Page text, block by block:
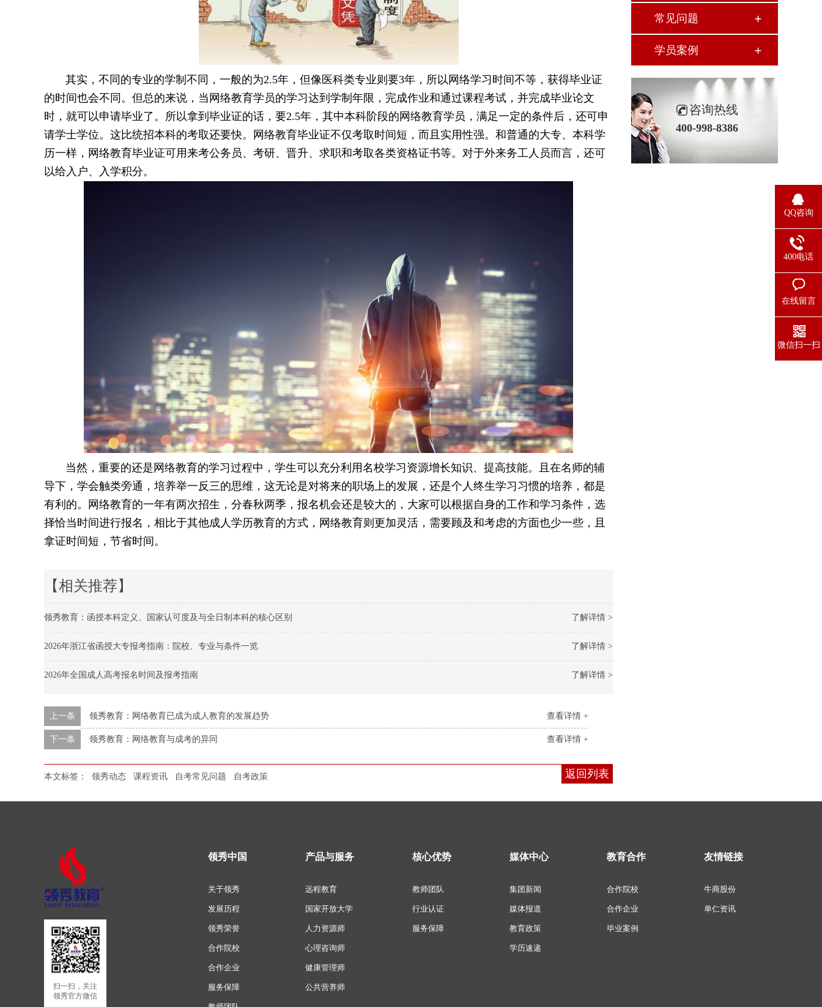
其实，不同的专业的学制不同，一般的为2.5年，但像医科类专业则要3年，所以网络学习时间不等，获得毕业证
的时间也会不同。但总的来说，当网络教育学员的学习达到学制年限，完成作业和通过课程考试，并完成毕业论文
时，就可以申请毕业了。所以拿到毕业证的话，要2.5年，其中本科阶段的网络教育学员，满足一定的条件后，还可申
请学士学位。这比统招本科的考取还要快。网络教育毕业证不仅考取时间短，而且实用性强。和普通的大专、本科学
历一样，网络教育毕业证可用来考公务员、考研、晋升、求职和考取各类资格证书等。对于外来务工人员而言，还可
以给入户、入学积分。
当然，重要的还是网络教育的学习过程中，学生可以充分利用名校学习资源增长知识、提高技能。且在名师的辅
导下，学会触类旁通，培养举一反三的思维，这无论是对将来的职场上的发展，还是个人终生学习习惯的培养，都是
有利的。网络教育的一年有两次招生，分春秋两季，报名机会还是较大的，大家可以根据自身的工作和学习条件，选
择恰当时间进行报名，相比于其他成人学历教育的方式，网络教育则更加灵活，需要顾及和考虑的方面也少一些，且
拿证时间短，节省时间。
【相关推荐】
了解详情 >
领秀教育：函授本科定义、国家认可度及与全日制本科的核心区别
了解详情 >
2026年浙江省函授大专报考指南：院校、专业与条件一览
了解详情 >
2026年全国成人高考报名时间及报考指南
查看详情 +
上一条 领秀教育：网络教育已成为成人教育的发展趋势
查看详情 +
下一条 领秀教育：网络教育与成考的异同
返回列表
本文标签： 领秀动态 课程资讯 自考常见问题 自考政策
常见问题
学员案例
咨询热线
400-998-8386
扫一扫，关注
领秀官方微信
领秀中国
关于领秀
发展历程
领秀荣誉
合作院校
合作企业
服务保障
产品与服务
远程教育
国家开放大学
人力资源师
心理咨询师
健康管理师
公共营养师
核心优势
教师团队
行业认证
服务保障
媒体中心
集团新闻
媒体报道
教育政策
学历速递
教育合作
合作院校
合作企业
毕业案例
友情链接
牛商股份
单仁资讯
QQ咨询
400电话
在线留言
微信扫一扫